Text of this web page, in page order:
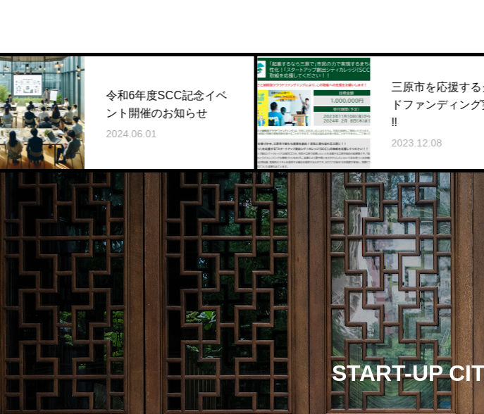
6年度SCC記念イベ
開催のお知らせ
三原市を応援するクラウ
ドファンディング実施中
!!
2023.12.08
START-UP